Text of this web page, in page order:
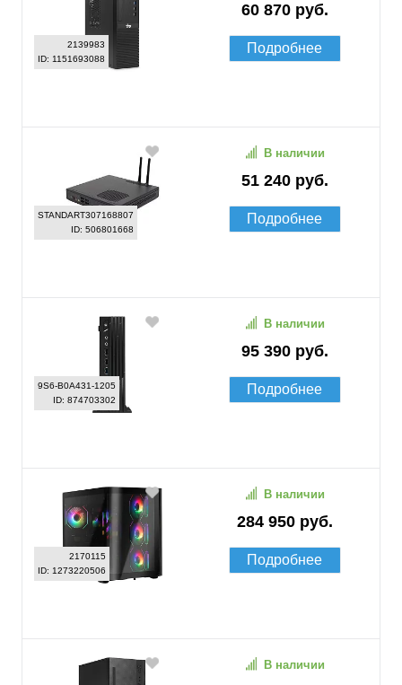
2139983
ID: 1151693088
60 870 руб.
Подробнее
STANDART307168807
ID: 506801668
51 240 руб.
В наличии
Подробнее
9S6-B0A431-1205
ID: 874703302
95 390 руб.
В наличии
Подробнее
2170115
ID: 1273220506
284 950 руб.
В наличии
Подробнее
В наличии